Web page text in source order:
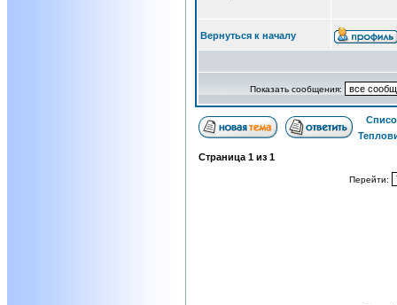
Вернуться к началу
Показать сообщения:
Страница 1 из 1
Перейти: